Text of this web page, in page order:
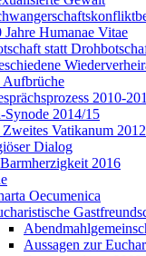
Jahre Humanae Vitae
statt
2010-
Synode 2014/15
Zweites Vatikanum 2012
Dialog
2016
Oecumenica
Aussagen zur